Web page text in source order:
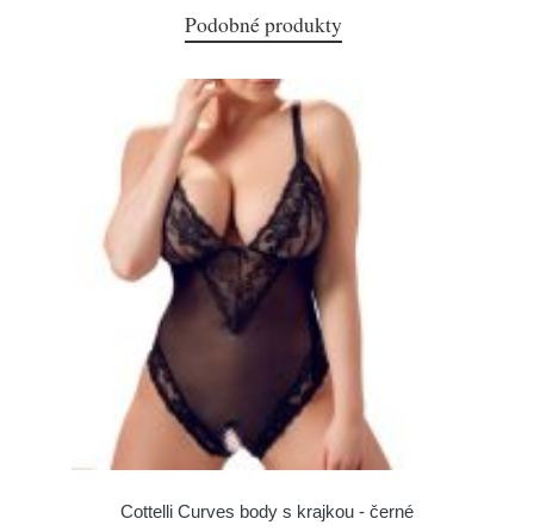
Podobné produkty
Cottelli Curves body s krajkou - černé